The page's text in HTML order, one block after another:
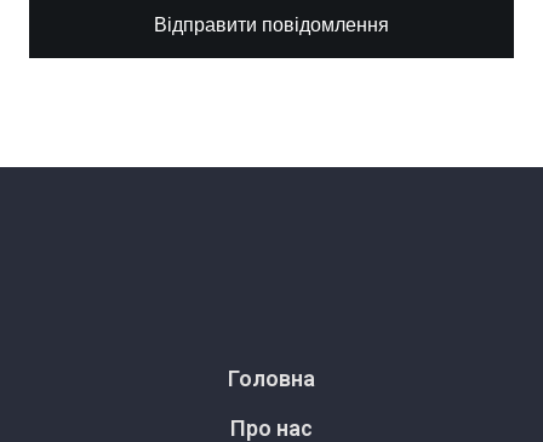
Відправити повідомлення
Головна
Про нас